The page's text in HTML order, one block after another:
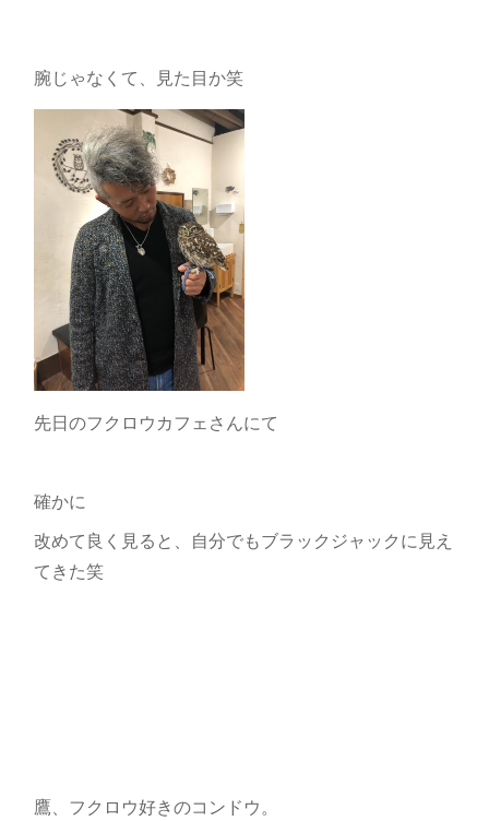
腕じゃなくて、見た目か笑
先日のフクロウカフェさんにて
確かに
改めて良く見ると、自分でもブラックジャックに見え
てきた笑
鷹、フクロウ好きのコンドウ。